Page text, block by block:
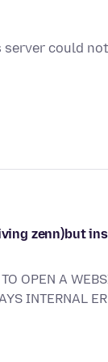
could
zenn)but
OPEN A
INTERNAL